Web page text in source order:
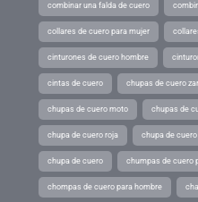
combinar una falda de cuero
collares de cuero para mujer
cinturones de cuero hombre
cintas de cuero chupas de cuero
chupas de cuero moto chupas de
chupa de cuero roja chupa de
chupa de cuero chumpas de cuero
chompas de cuero para hombre